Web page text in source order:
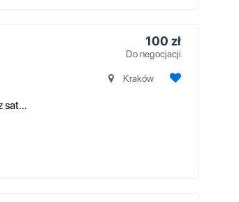
Proponujemy szybki serwis instalacji telewizji naziemnej oraz satelitarn...
100 zł
Do negocjacji
Kraków